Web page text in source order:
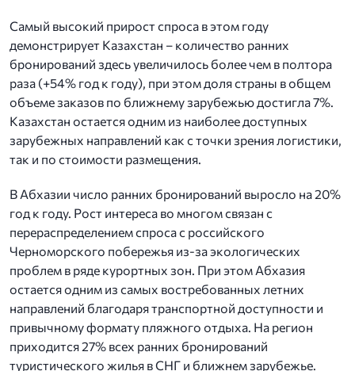
Самый высокий прирост спроса в этом году
демонстрирует Казахстан – количество ранних
бронирований здесь увеличилось более чем в полтора
раза (+54% год к году), при этом доля страны в общем
объеме заказов по ближнему зарубежью достигла 7%.
Казахстан остается одним из наиболее доступных
зарубежных направлений как с точки зрения логистики,
так и по стоимости размещения.
В Абхазии число ранних бронирований выросло на 20%
год к году. Рост интереса во многом связан с
перераспределением спроса с российского
Черноморского побережья из-за экологических
проблем в ряде курортных зон. При этом Абхазия
остается одним из самых востребованных летних
направлений благодаря транспортной доступности и
привычному формату пляжного отдыха. На регион
приходится 27% всех ранних бронирований
туристического жилья в СНГ и ближнем зарубежье.